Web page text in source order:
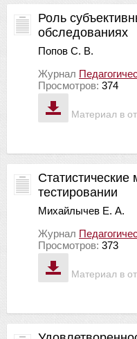
Материал в
Роль
обследованиях
Попов С. В.
Журнал
Просмотров: 374
Материал в
тестировании
Михайлычев Е. А.
Журнал
Просмотров: 373